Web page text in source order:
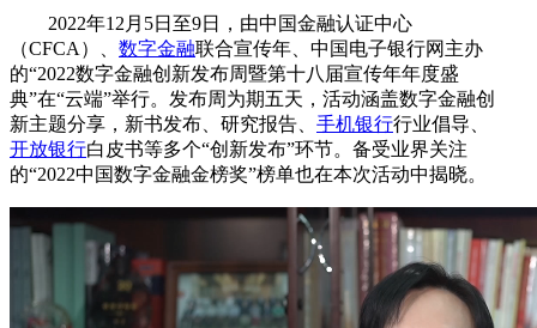
2022年12月5日至9日，由中国金融认证中心
（CFCA）、 数字金融联合宣传年、中国电子银行网主办
的“2022数字金融创新发布周暨第十八届宣传年年度盛
典”在“云端”举行。发布周为期五天，活动涵盖数字金融创
新主题分享，新书发布、研究报告、 手机银行行业倡导、
开放银行白皮书等多个“创新发布”环节。备受业界关注
的“2022中国数字金融金榜奖”榜单也在本次活动中揭晓。